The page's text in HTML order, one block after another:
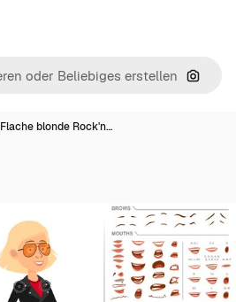
Nach
Flache blonde Rock'n…